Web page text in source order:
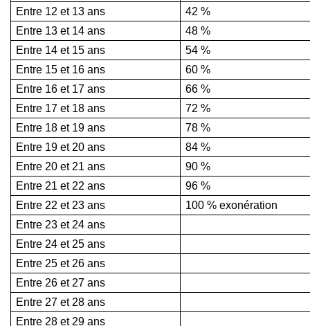
Entre 12 et 13 ans
42 %
Entre 13 et 14 ans
48 %
Entre 14 et 15 ans
54 %
Entre 15 et 16 ans
60 %
Entre 16 et 17 ans
66 %
Entre 17 et 18 ans
72 %
Entre 18 et 19 ans
78 %
Entre 19 et 20 ans
84 %
Entre 20 et 21 ans
90 %
Entre 21 et 22 ans
96 %
Entre 22 et 23 ans
100 % exonération
Entre 23 et 24 ans
Entre 24 et 25 ans
Entre 25 et 26 ans
Entre 26 et 27 ans
Entre 27 et 28 ans
Entre 28 et 29 ans